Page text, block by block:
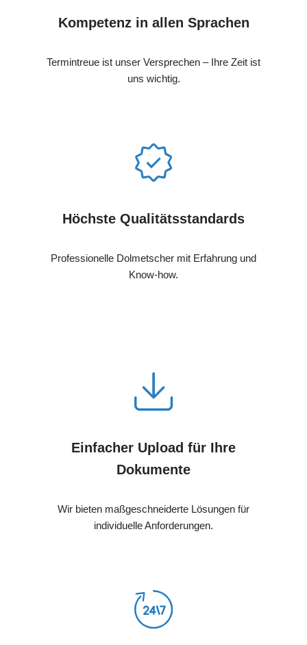
Kompetenz in allen Sprachen
Termintreue ist unser Versprechen – Ihre Zeit ist
uns wichtig.
Höchste Qualitätsstandards
Professionelle Dolmetscher mit Erfahrung und
Know-how.
Einfacher Upload für Ihre
Dokumente
Wir bieten maßgeschneiderte Lösungen für
individuelle Anforderungen.